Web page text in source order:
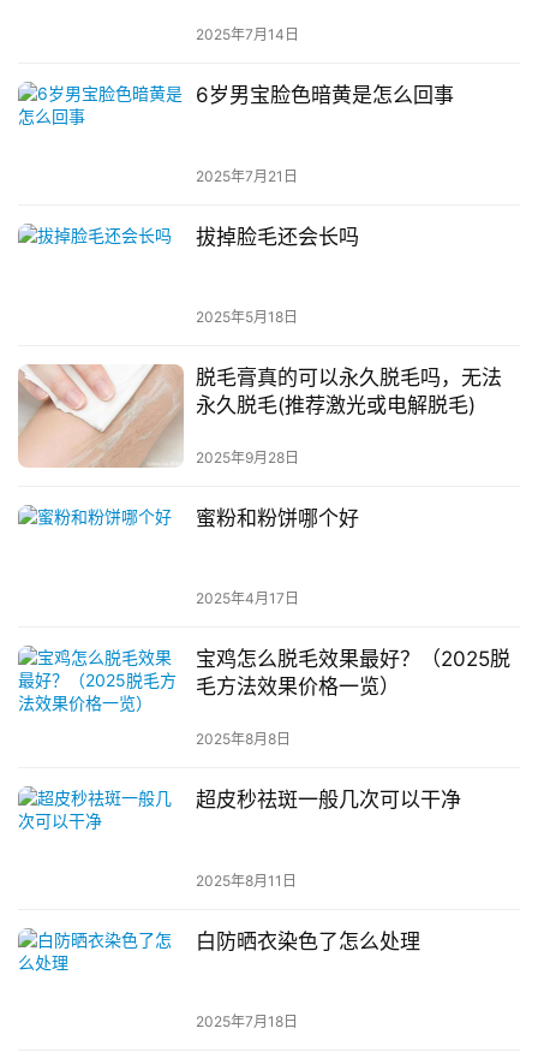
2025年7月14日
6岁男宝脸色暗黄是怎么回事
2025年7月21日
拔掉脸毛还会长吗
2025年5月18日
脱毛膏真的可以永久脱毛吗，无法
永久脱毛(推荐激光或电解脱毛)
2025年9月28日
蜜粉和粉饼哪个好
2025年4月17日
宝鸡怎么脱毛效果最好？（2025脱
毛方法效果价格一览）
2025年8月8日
超皮秒祛斑一般几次可以干净
2025年8月11日
白防晒衣染色了怎么处理
2025年7月18日